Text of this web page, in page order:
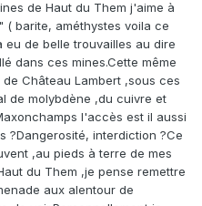
de Haut du Them j'aime à
barite, améthystes voila ce
de belle trouvailles au dire
dans ces mines.Cette même
Château Lambert ,sous ces
de molybdène ,du cuivre et
l'accès est il aussi
?Dangerosité, interdiction ?Ce
,au pieds à terre de mes
du Them ,je pense remettre
aux alentour de